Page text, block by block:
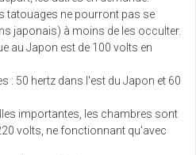
tatouages ne pourront pas se
japonais) à moins de les occulter.
au Japon est de 100 volts en
: 50 hertz dans l'est du Japon et 60
importantes, les chambres sont
volts, ne fonctionnant qu'avec